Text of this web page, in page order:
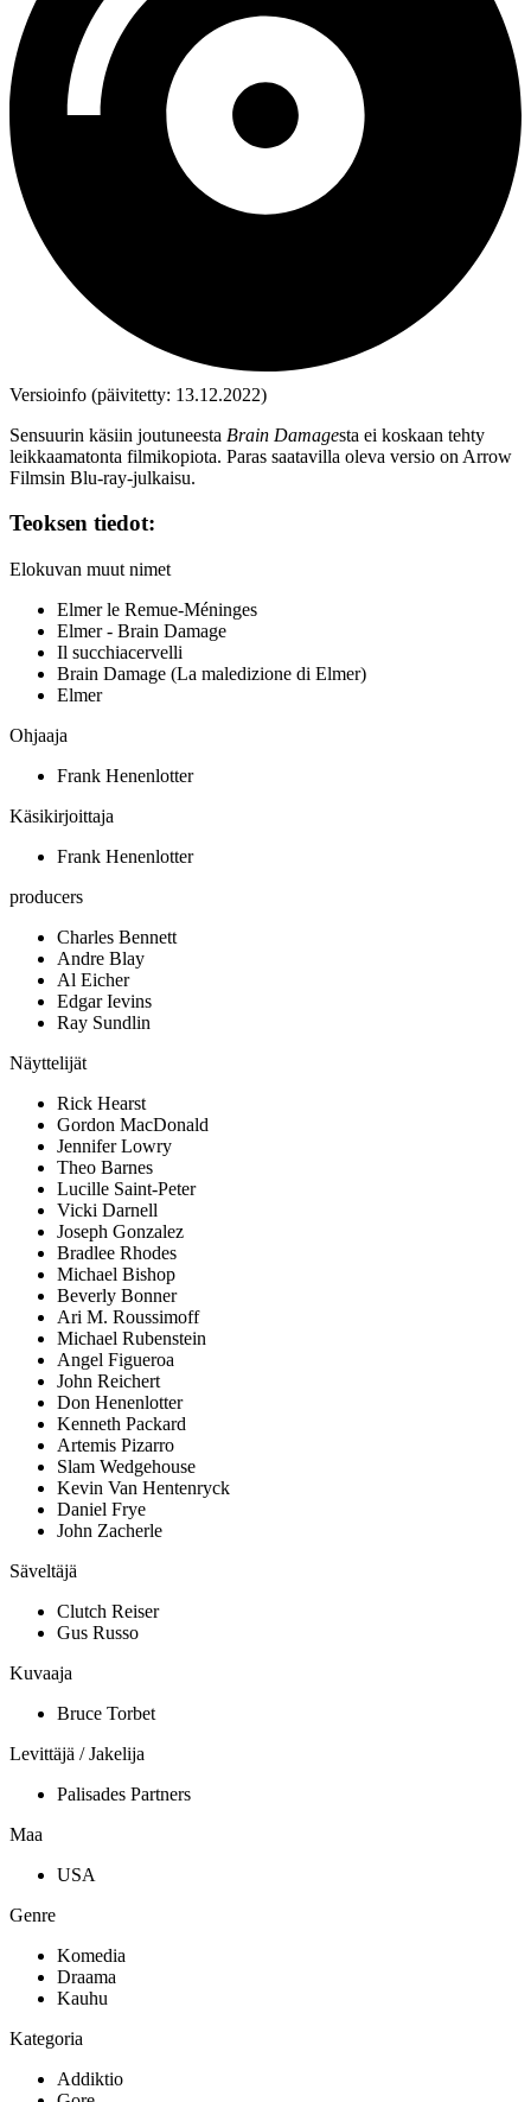
Versioinfo (päivitetty: 13.12.2022)
Sensuurin käsiin joutuneesta Brain Damagesta ei koskaan tehty
leikkaamatonta filmikopiota. Paras saatavilla oleva versio on Arrow
Filmsin Blu‑ray-julkaisu.
Teoksen tiedot:
Elokuvan muut nimet
Elmer le Remue-Méninges
Elmer - Brain Damage
Il succhiacervelli
Brain Damage (La maledizione di Elmer)
Elmer
Ohjaaja
Frank Henenlotter
Käsikirjoittaja
Frank Henenlotter
producers
Charles Bennett
Andre Blay
Al Eicher
Edgar Ievins
Ray Sundlin
Näyttelijät
Rick Hearst
Gordon MacDonald
Jennifer Lowry
Theo Barnes
Lucille Saint-Peter
Vicki Darnell
Joseph Gonzalez
Bradlee Rhodes
Michael Bishop
Beverly Bonner
Ari M. Roussimoff
Michael Rubenstein
Angel Figueroa
John Reichert
Don Henenlotter
Kenneth Packard
Artemis Pizarro
Slam Wedgehouse
Kevin Van Hentenryck
Daniel Frye
John Zacherle
Säveltäjä
Clutch Reiser
Gus Russo
Kuvaaja
Bruce Torbet
Levittäjä / Jakelija
Palisades Partners
Maa
USA
Genre
Komedia
Draama
Kauhu
Kategoria
Addiktio